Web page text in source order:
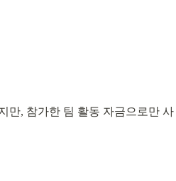
만, 참가한 팀 활동 자금으로만 사